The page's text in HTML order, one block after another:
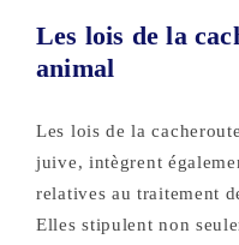
Les lois de la
animal
Les lois de la
juive, intègrent
relatives au traitement
Elles stipulent non